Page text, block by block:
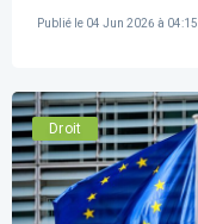
Publié le 04 Jun 2026 à 04:15
Droit